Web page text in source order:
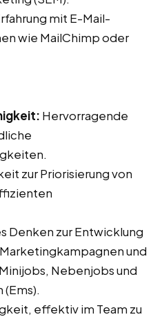
mit E-Mail-
wie MailChimp oder
Hervorragende
zur Priorisierung von
Denken zur Entwicklung
und
Nebenjobs und
effektiv im Team zu